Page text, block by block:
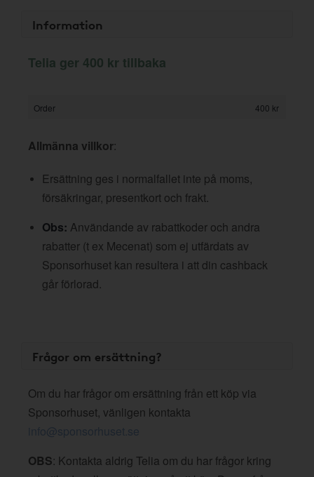
Information
Telia ger 400 kr tillbaka
Order 400 kr
Allmänna villkor:
Ersättning ges i normalfallet inte på moms,
försäkringar, presentkort och frakt.
Obs: Användande av rabattkoder och andra
rabatter (t ex Mecenat) som ej utfärdats av
Sponsorhuset kan resultera i att din cashback
går förlorad.
Frågor om ersättning?
Om du har frågor om ersättning från ett köp via
Sponsorhuset, vänligen kontakta
info@sponsorhuset.se
OBS: Kontakta aldrig Telia om du har frågor kring